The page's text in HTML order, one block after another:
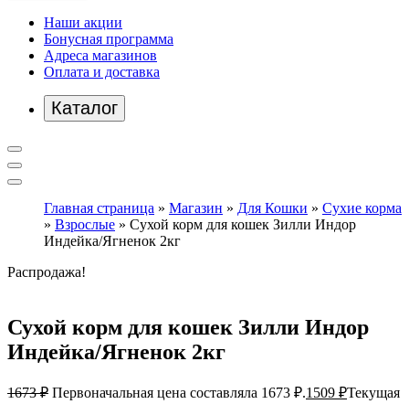
Наши акции
Бонусная программа
Адреса магазинов
Оплата и доставка
Каталог
Главная страница » Магазин » Для Кошки » Сухие корма
» Взрослые » Сухой корм для кошек Зилли Индор
Индейка/Ягненок 2кг
Распродажа!
Сухой корм для кошек Зилли Индор
Индейка/Ягненок 2кг
1673₽ Первоначальная цена составляла 1673 ₽.1509 ₽Текущая